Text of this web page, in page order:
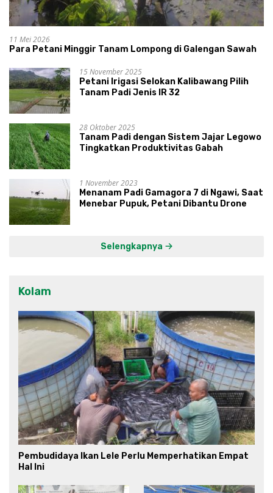
11 Mei 2026
Para Petani Minggir Tanam Lompong di Galengan Sawah
15 November 2025
Petani Irigasi Selokan Kalibawang Pilih
Tanam Padi Jenis IR 32
28 Oktober 2025
Tanam Padi dengan Sistem Jajar Legowo
Tingkatkan Produktivitas Gabah
1 November 2023
Menanam Padi Gamagora 7 di Ngawi, Saat
Menebar Pupuk, Petani Dibantu Drone
Selengkapnya
Kolam
Pembudidaya Ikan Lele Perlu Memperhatikan Empat
Hal Ini